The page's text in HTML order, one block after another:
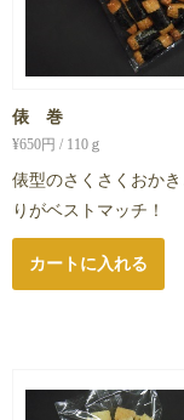
俵 巻
¥650円 / 110ｇ
俵型のさくさくおか
りがベストマッチ！
カートに入れる